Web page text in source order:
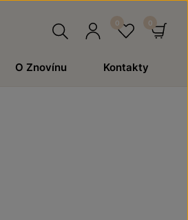
O Znovínu Kontakty